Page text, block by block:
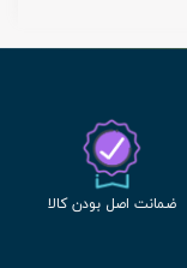
ضمانت اصل بودن کالا